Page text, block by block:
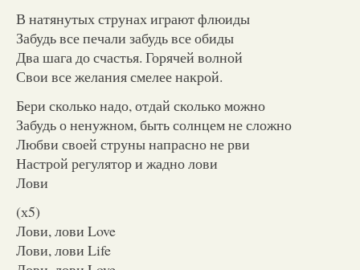
В натянутых струнах играют флюиды
Забудь все печали забудь все обиды
Два шага до счастья. Горячей волной
Свои все желания смелее накрой.
Бери сколько надо, отдай сколько можно
Забудь о ненужном, быть солнцем не сложно
Любви своей струны напрасно не рви
Настрой регулятор и жадно лови
Лови
(х5)
Лови, лови Love
Лови, лови Life